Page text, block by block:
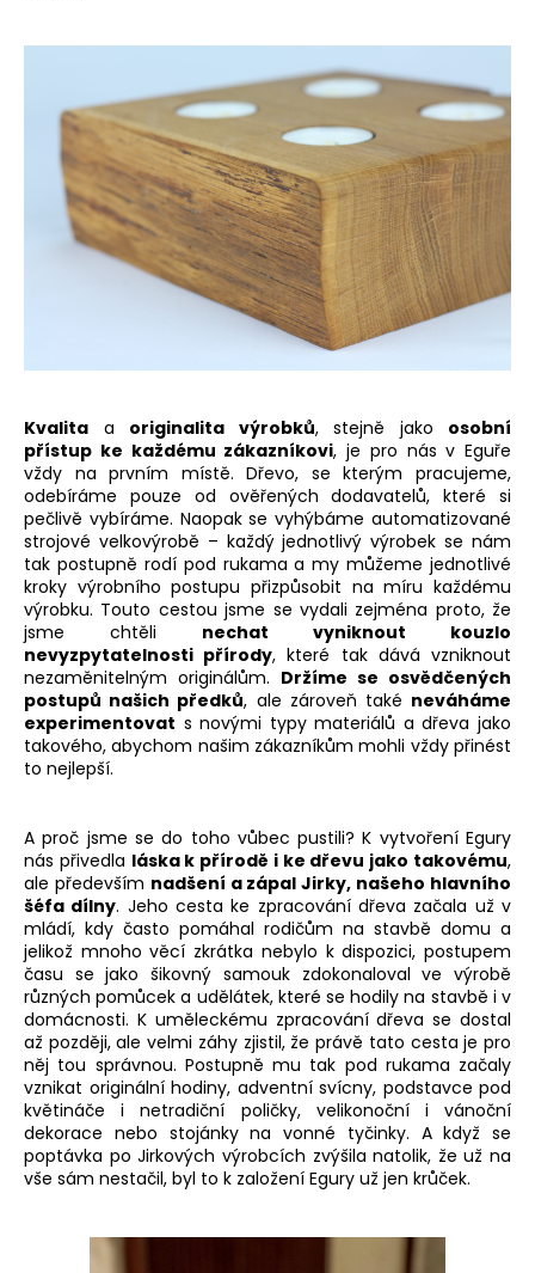
Kvalita a originalita výrobků, stejně jako osobní
přístup ke každému zákazníkovi, je pro nás v Eguře
vždy na prvním místě. Dřevo, se kterým pracujeme,
odebíráme pouze od ověřených dodavatelů, které si
pečlivě vybíráme. Naopak se vyhýbáme automatizované
strojové velkovýrobě – každý jednotlivý výrobek se nám
tak postupně rodí pod rukama a my můžeme jednotlivé
kroky výrobního postupu přizpůsobit na míru každému
výrobku. Touto cestou jsme se vydali zejména proto, že
jsme chtěli nechat vyniknout kouzlo
nevyzpytatelnosti přírody, které tak dává vzniknout
nezaměnitelným originálům. Držíme se osvědčených
postupů našich předků, ale zároveň také neváháme
experimentovat s novými typy materiálů a dřeva jako
takového, abychom našim zákazníkům mohli vždy přinést
to nejlepší.
A proč jsme se do toho vůbec pustili? K vytvoření Egury
nás přivedla láska k přírodě i ke dřevu jako takovému,
ale především nadšení a zápal Jirky, našeho hlavního
šéfa dílny. Jeho cesta ke zpracování dřeva začala už v
mládí, kdy často pomáhal rodičům na stavbě domu a
jelikož mnoho věcí zkrátka nebylo k dispozici, postupem
času se jako šikovný samouk zdokonaloval ve výrobě
různých pomůcek a udělátek, které se hodily na stavbě i v
domácnosti. K uměleckému zpracování dřeva se dostal
až později, ale velmi záhy zjistil, že právě tato cesta je pro
něj tou správnou. Postupně mu tak pod rukama začaly
vznikat originální hodiny, adventní svícny, podstavce pod
květináče i netradiční poličky, velikonoční i vánoční
dekorace nebo stojánky na vonné tyčinky. A když se
poptávka po Jirkových výrobcích zvýšila natolik, že už na
vše sám nestačil, byl to k založení Egury už jen krůček.
m
e